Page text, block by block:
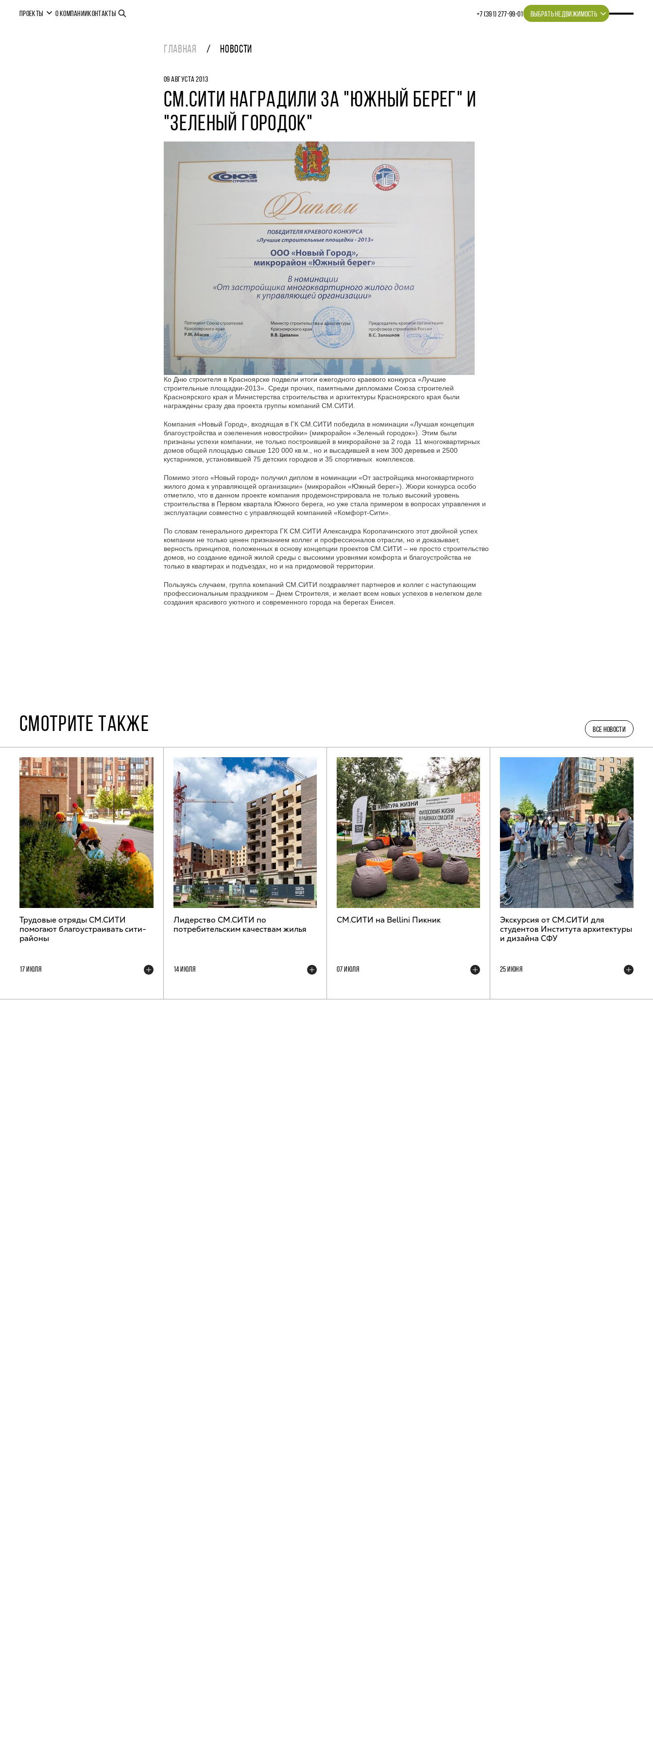
ПРОЕКТЫ О КОМПАНИИКОНТАКТЫ +7 (391) 277‒99‒01 ВЫБРАТЬ НЕДВИЖИМОСТЬ
ГЛАВНАЯ НОВОСТИ
09 АВГУСТА 2013
СМ.СИТИ НАГРАДИЛИ ЗА "ЮЖНЫЙ БЕРЕГ" И
"ЗЕЛЕНЫЙ ГОРОДОК"
Ко Дню строителя в Красноярске подвели итоги ежегодного краевого конкурса «Лучшие
строительные площадки-2013». Среди прочих, памятными дипломами Союза строителей
Красноярского края и Министерства строительства и архитектуры Красноярского края были
награждены сразу два проекта группы компаний СМ.СИТИ.
Компания «Новый Город», входящая в ГК СМ.СИТИ победила в номинации «Лучшая концепция
благоустройства и озеленения новостройки» (микрорайон «Зеленый городок»). Этим были
признаны успехи компании, не только построившей в микрорайоне за 2 года 11 многоквартирных
домов общей площадью свыше 120 000 кв.м., но и высадившей в нем 300 деревьев и 2500
кустарников, установившей 75 детских городков и 35 спортивных комплексов.
Помимо этого «Новый город» получил диплом в номинации «От застройщика многоквартирного
жилого дома к управляющей организации» (микрорайон «Южный берег»). Жюри конкурса особо
отметило, что в данном проекте компания продемонстрировала не только высокий уровень
строительства в Первом квартала Южного берега, но уже стала примером в вопросах управления и
эксплуатации совместно с управляющей компанией «Комфорт-Сити».
По словам генерального директора ГК СМ.СИТИ Александра Коропачинского этот двойной успех
компании не только ценен признанием коллег и профессионалов отрасли, но и доказывает,
верность принципов, положенных в основу концепции проектов СМ.СИТИ – не просто строительство
домов, но создание единой жилой среды с высокими уровнями комфорта и благоустройства не
только в квартирах и подъездах, но и на придомовой территории.
Пользуясь случаем, группа компаний СМ.СИТИ поздравляет партнеров и коллег с наступающим
профессиональным праздником – Днем Строителя, и желает всем новых успехов в нелегком деле
создания красивого уютного и современного города на берегах Енисея.
СМОТРИТЕ ТАКЖЕ ВСЕ НОВОСТИ
Трудовые отряды СМ.СИТИ
помогают благоустраивать сити-
районы
17 ИЮЛЯ
Лидерство СМ.СИТИ по
потребительским качествам жилья
14 ИЮЛЯ
СМ.СИТИ на Bellini Пикник
07 ИЮЛЯ
Экскурсия от СМ.СИТИ для
студентов Института архитектуры
и дизайна СФУ
25 ИЮНЯ